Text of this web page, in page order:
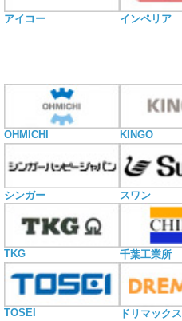
アイコー インペリア
OHMICHI KINGO
シンガー スワン
TKG 千葉工業所
TOSEI ドリマックス